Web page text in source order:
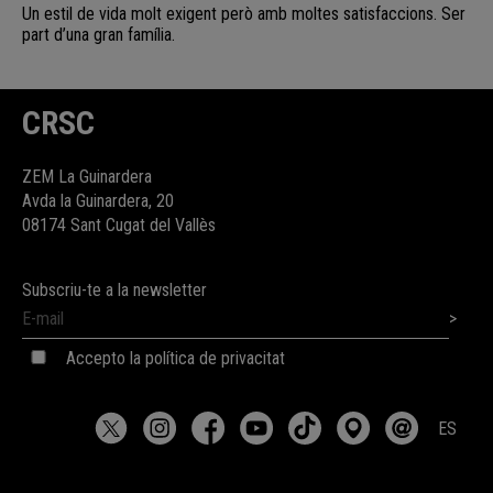
Un estil de vida molt exigent però amb moltes satisfaccions. Ser
part d’una gran família.
CRSC
ZEM La Guinardera
Avda la Guinardera, 20
08174 Sant Cugat del Vallès
Subscriu-te a la newsletter
Accepto la política de privacitat
ES